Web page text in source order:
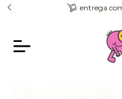
entrega